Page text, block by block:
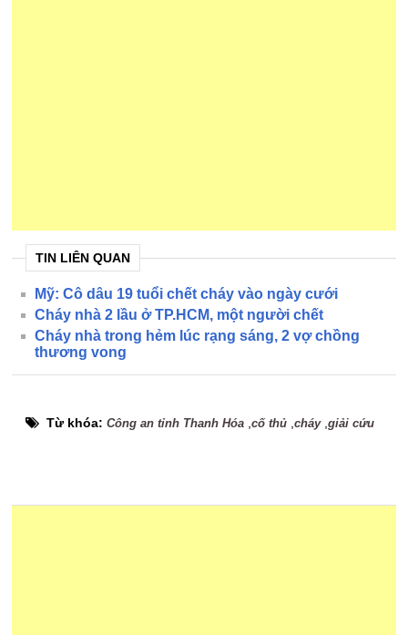
TIN LIÊN QUAN
Mỹ: Cô dâu 19 tuổi chết cháy vào ngày cưới
Cháy nhà 2 lầu ở TP.HCM, một người chết
Cháy nhà trong hẻm lúc rạng sáng, 2 vợ chồng
thương vong
Từ khóa:Công an tỉnh Thanh Hóa ,cố thủ ,cháy,giải cứu